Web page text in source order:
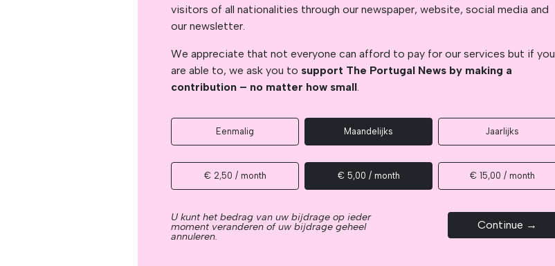
visitors of all nationalities through our newspaper, website, social media and
our newsletter.
We appreciate that not everyone can afford to pay for our services but if you
are able to, we ask you to support The Portugal News by making a
contribution – no matter how small.
Eenmalig Maandelijks Jaarlijks
€ 2,50 / month € 5,00 / month € 15,00 / month
U kunt het bedrag van uw bijdrage op ieder
moment veranderen of uw bijdrage geheel
annuleren.
Continue →